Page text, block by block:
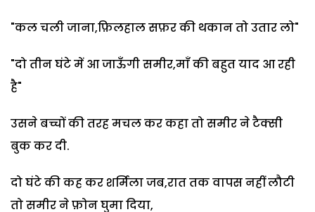
"कल चली जाना,फ़िलहाल सफ़र की थकान तो उतार लो"
"दो तीन घंटे में आ जाऊँगी समीर,माँ की बहुत याद आ रही
है"
उसने बच्चों की तरह मचल कर कहा तो समीर ने टैक्सी
बुक कर दी.
दो घंटे की कह कर शर्मिला जब,रात तक वापस नहीं लौटी
तो समीर ने फ़ोन घुमा दिया,